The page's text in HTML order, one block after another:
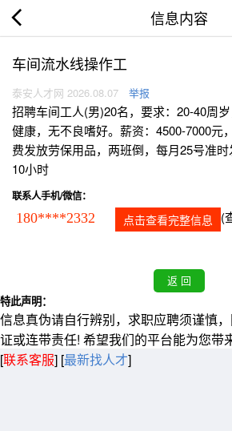
信息内容
车间流水线操作工
泰安人才网 2026.08.07 举报
招聘车间工人(男)20名，要求：20-40周
健康，无不良嗜好。薪资：4500-7000元
费发放劳保用品，两班倒，每月25号准
10小时
联系人手机/微信：
180****2332 点击查看完整信息 (
特此声明：
信息真伪请自行辨别，求职应聘须谨慎
证或连带责任! 希望我们的平台能为您带
[联系客服] [最新找人才]